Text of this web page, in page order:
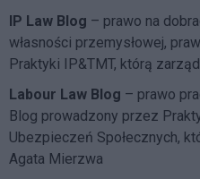
IP Law Blog – prawo na
własności przemysłowej,
Praktyki IP&TMT, którą
Labour Law Blog – prawo
Blog prowadzony przez
Ubezpieczeń Społecznych,
Agata Mierzwa